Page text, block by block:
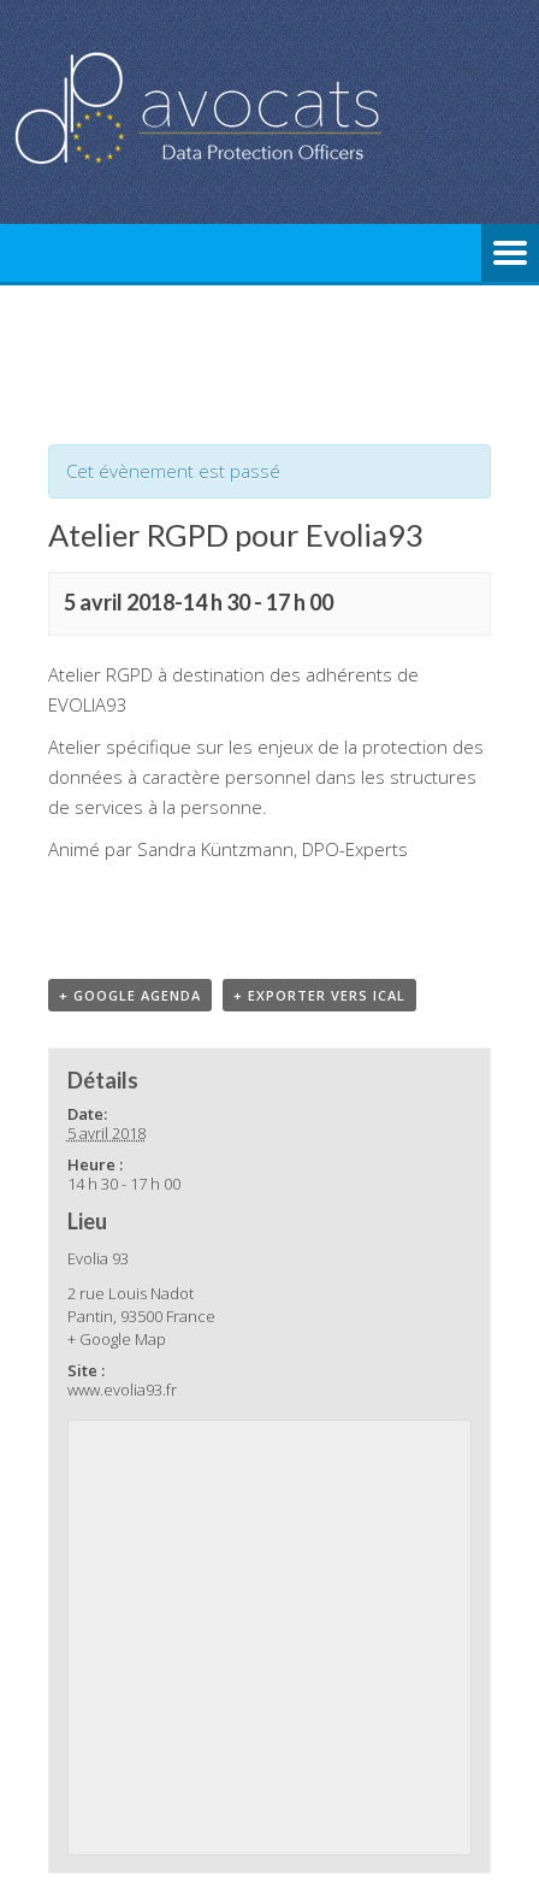
Cet évènement est passé
Atelier RGPD pour Evolia93
5 avril 2018-14 h 30- 17 h 00
Atelier RGPD à destination des adhérents de
EVOLIA93
Atelier spécifique sur les enjeux de la protection des
données à caractère personnel dans les structures
de services à la personne.
Animé par Sandra Küntzmann, DPO-Experts
+ GOOGLE AGENDA + EXPORTER VERS ICAL
Détails
Date:
5 avril 2018
Heure :
14 h 30 - 17 h 00
Lieu
Evolia 93
2 rue Louis Nadot
Pantin, 93500 France
+ Google Map
Site :
www.evolia93.fr